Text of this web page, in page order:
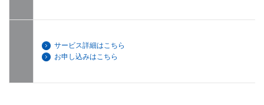
サービス詳細はこちら
お申し込みはこちら